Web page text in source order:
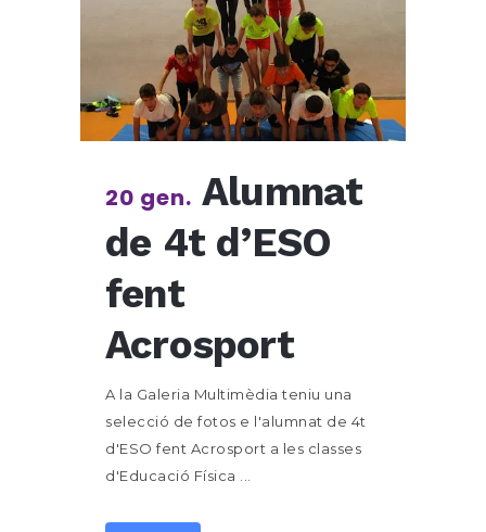
20 gen. Alumnat
de 4t d’ESO
fent
Acrosport
A la Galeria Multimèdia teniu una
selecció de fotos e l'alumnat de 4t
d'ESO fent Acrosport a les classes
d'Educació Física ...